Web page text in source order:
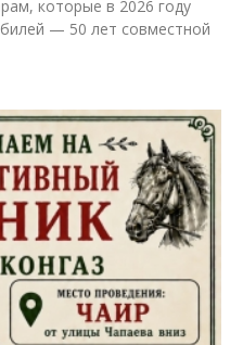
которые в 2026 году
— 50 лет совместной